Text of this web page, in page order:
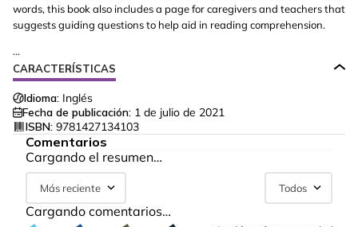
words, this book also includes a page for caregivers and teachers that
suggests guiding questions to help aid in reading comprehension.
...
CARACTERÍSTICAS
Idioma: Inglés
Fecha de publicación: 1 de julio de 2021
ISBN: 9781427134103
Comentarios
Cargando el resumen…
Más reciente Todos
Cargando comentarios…